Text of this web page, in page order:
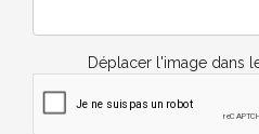
Déplacer l'image dans